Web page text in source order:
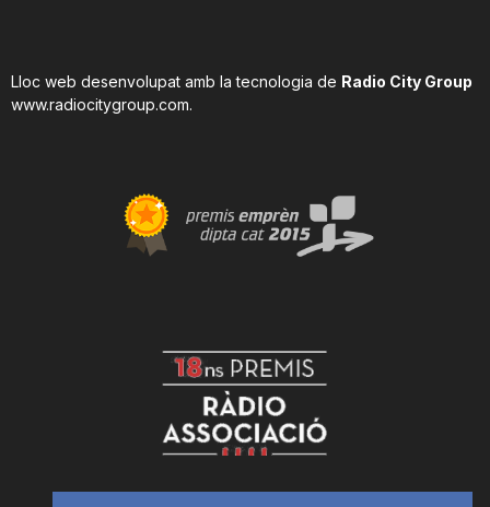
Lloc web desenvolupat amb la tecnologia de Radio City Group
www.radiocitygroup.com.